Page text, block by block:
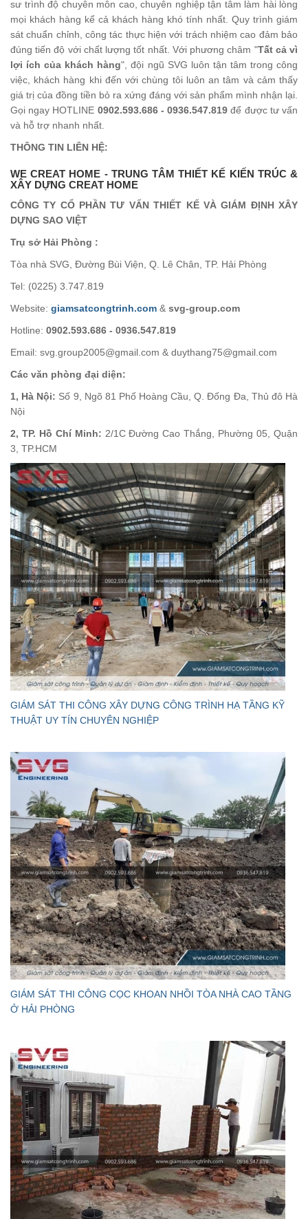
sư trình độ chuyên môn cao, chuyên nghiệp tận tâm làm hài lòng
mọi khách hàng kể cả khách hàng khó tính nhất. Quy trình giám
sát chuẩn chỉnh, công tác thực hiện với trách nhiệm cao đảm bảo
đúng tiến độ với chất lượng tốt nhất. Với phương châm "Tất cả vì
lợi ích của khách hàng", đội ngũ SVG luôn tận tâm trong công
việc, khách hàng khi đến với chùng tôi luôn an tâm và cảm thấy
giá trị của đồng tiền bỏ ra xứng đáng với sản phẩm mình nhận lại.
Gọi ngay HOTLINE 0902.593.686 - 0936.547.819để được tư vấn
và hỗ trợ nhanh nhất.
THÔNG TIN LIÊN HỆ:
WE CREAT HOME - TRUNG TÂM THIẾT KẾ KIẾN TRÚC &
XÂY DỰNG CREAT HOME
CÔNG TY CỔ PHẦN TƯ VẤN THIẾT KẾ VÀ GIÁM ĐỊNH XÂY
DỰNG SAO VIỆT
Trụ sở Hải Phòng :
Tòa nhà SVG, Đường Bùi Viện, Q. Lê Chân, TP. Hải Phòng
Tel: (0225) 3.747.819
Website: giamsatcongtrinh.com & svg-group.com
Hotline: 0902.593.686 - 0936.547.819
Email: svg.group2005@gmail.com & duythang75@gmail.com
Các văn phòng đại diện:
1, Hà Nội: Số 9, Ngõ 81 Phố Hoàng Cầu, Q. Đống Đa, Thủ đô Hà
Nội
2, TP. Hồ Chí Minh: 2/1C Đường Cao Thắng, Phường 05, Quận
3, TP.HCM
GIÁM SÁT THI CÔNG XÂY DỰNG CÔNG TRÌNH HẠ TẦNG KỸ
THUẬT UY TÍN CHUYÊN NGHIỆP
GIÁM SÁT THI CÔNG CỌC KHOAN NHỒI TÒA NHÀ CAO TẦNG
Ở HẢI PHÒNG